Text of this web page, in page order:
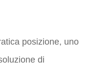
posizione, uno
di